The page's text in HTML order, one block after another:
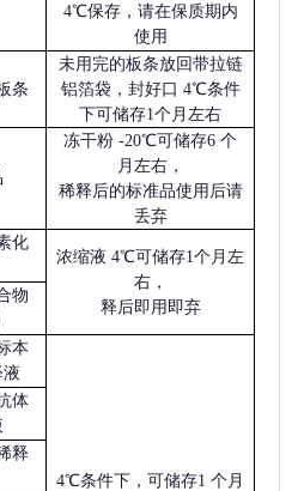
4℃保存，请在保质期内
使用
条
未用完的板条放回带拉链
铝箔袋，封好口 4℃条件
下可储存1个月左右
冻干粉 -20℃可储存6 个
月左右，
稀释后的标准品使用后请
丢弃
化
浓缩液 4℃可储存1个月左
右，
释后即用即弃
物
本
4℃条件下，可储存1 个月
体
释